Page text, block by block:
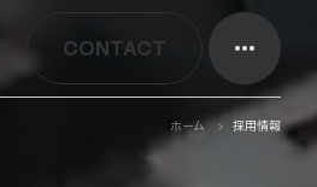
CONTACT
ホーム 採用情報